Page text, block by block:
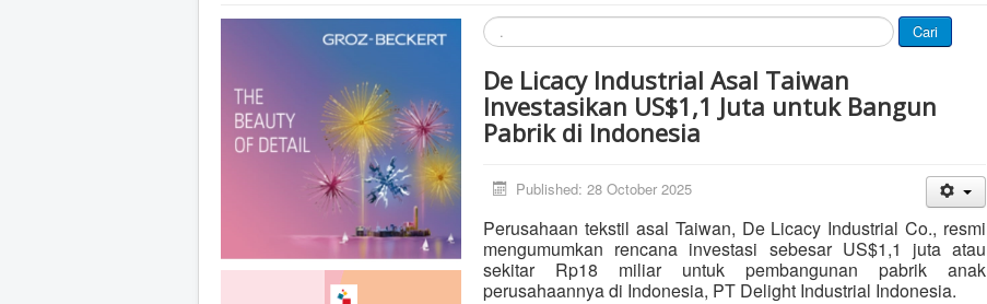
Cari Cari
De Licacy Industrial Asal Taiwan
Investasikan US$1,1 Juta untuk Bangun
Pabrik di Indonesia
Published: 28 October 2025
Perusahaan tekstil asal Taiwan, De Licacy Industrial Co., resmi
mengumumkan rencana investasi sebesar US$1,1 juta atau
sekitar Rp18 miliar untuk pembangunan pabrik anak
perusahaannya di Indonesia, PT Delight Industrial Indonesia.